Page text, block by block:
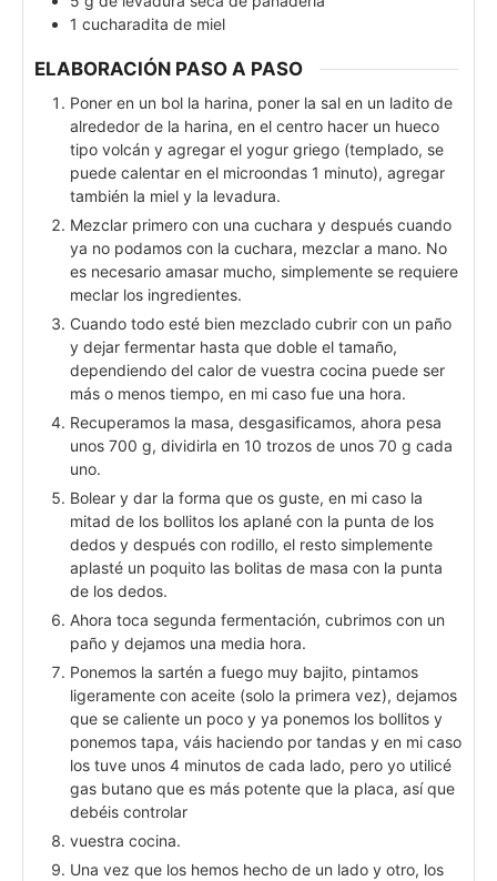
1 cucharadita de miel
ELABORACIÓN PASO A PASO
Poner en un bol la harina, poner la sal en un ladito de
alrededor de la harina, en el centro hacer un hueco
tipo volcán y agregar el yogur griego (templado, se
puede calentar en el microondas 1 minuto), agregar
también la miel y la levadura.
Mezclar primero con una cuchara y después cuando
ya no podamos con la cuchara, mezclar a mano. No
es necesario amasar mucho, simplemente se requiere
meclar los ingredientes.
Cuando todo esté bien mezclado cubrir con un paño
y dejar fermentar hasta que doble el tamaño,
dependiendo del calor de vuestra cocina puede ser
más o menos tiempo, en mi caso fue una hora.
Recuperamos la masa, desgasificamos, ahora pesa
unos 700 g, dividirla en 10 trozos de unos 70 g cada
uno.
Bolear y dar la forma que os guste, en mi caso la
mitad de los bollitos los aplané con la punta de los
dedos y después con rodillo, el resto simplemente
aplasté un poquito las bolitas de masa con la punta
de los dedos.
Ahora toca segunda fermentación, cubrimos con un
paño y dejamos una media hora.
Ponemos la sartén a fuego muy bajito, pintamos
ligeramente con aceite (solo la primera vez), dejamos
que se caliente un poco y ya ponemos los bollitos y
ponemos tapa, váis haciendo por tandas y en mi caso
los tuve unos 4 minutos de cada lado, pero yo utilicé
gas butano que es más potente que la placa, así que
debéis controlar
vuestra cocina.
Una vez que los hemos hecho de un lado y otro, los